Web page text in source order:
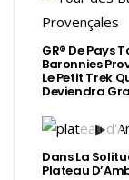
GR® De Pays
Baronnies
Le Petit Trek
Deviendra
Dans La
Plateau